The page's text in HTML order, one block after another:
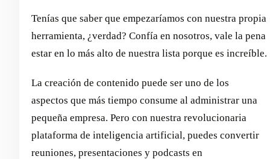
Tenías que saber que empezaríamos con nuestra propia
herramienta, ¿verdad? Confía en nosotros, vale la pena
estar en lo más alto de nuestra lista porque es increíble.
La creación de contenido puede ser uno de los
aspectos que más tiempo consume al administrar una
pequeña empresa. Pero con nuestra revolucionaria
plataforma de inteligencia artificial, puedes convertir
reuniones, presentaciones y podcasts en